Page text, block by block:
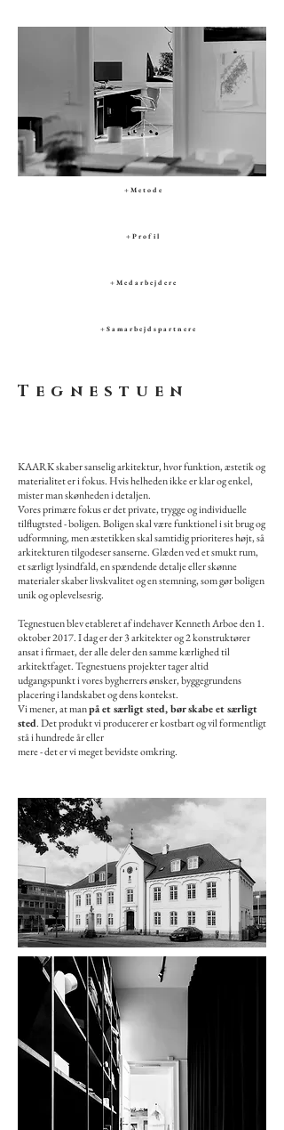
+ M e t o d e
+ P r o f i l
+ M e d a r b e j d e r e
+ S a m a r b e j d s p a r t n e r e
Tegnestuen
KAARK skaber sanselig arkitektur, hvor funktion, æstetik og
materialitet er i fokus. Hvis helheden ikke er klar og enkel,
mister man skønheden i detaljen.
Vores primære fokus er det private, trygge og individuelle
tilflugtsted - boligen. Boligen skal være funktionel i sit brug og
udformning, men æstetikken skal samtidig prioriteres højt, så
arkitekturen tilgodeser sanserne. Glæden ved et smukt rum,
et særligt lysindfald, en spændende detalje eller skønne
materialer skaber livskvalitet og en stemning, som gør boligen
unik og oplevelsesrig.
Tegnestuen blev etableret af indehaver Kenneth Arboe den 1.
oktober 2017. I dag er der 3 arkitekter og 2 konstruktører
ansat i firmaet, der alle deler den samme kærlighed til
arkitektfaget. Tegnestuens projekter tager altid
udgangspunkt i vores bygherrers ønsker, byggegrundens
placering i landskabet og dens kontekst.
Vi mener, at manpå et særligt sted, bør skabe et særligt
sted. Det produkt vi producerer er kostbart og vil formentligt
stå i hundrede år eller
mere - det er vi meget bevidste omkring.